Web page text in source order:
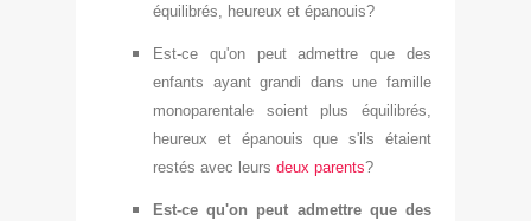
équilibrés, heureux et épanouis?
Est-ce qu'on peut admettre que des
enfants ayant grandi dans une famille
monoparentale soient plus équilibrés,
heureux et épanouis que s'ils étaient
restés avec leurs deux parents?
Est-ce qu'on peut admettre que des